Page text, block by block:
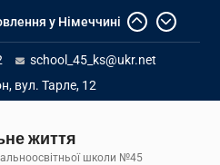
у Німеччині
вступ молоді з
територій
закладів освіти
school_45_ks@ukr.net
вул. Тарле, 12
життя
школи №45